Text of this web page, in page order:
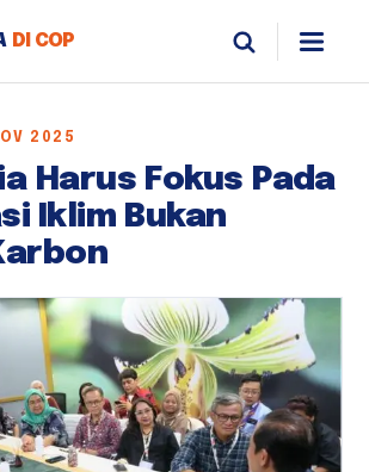
DI COP
2025
Harus Fokus Pada
Iklim Bukan